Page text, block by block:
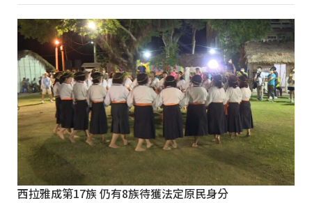
西拉雅成第17族 仍有8族待獲法定原民身分